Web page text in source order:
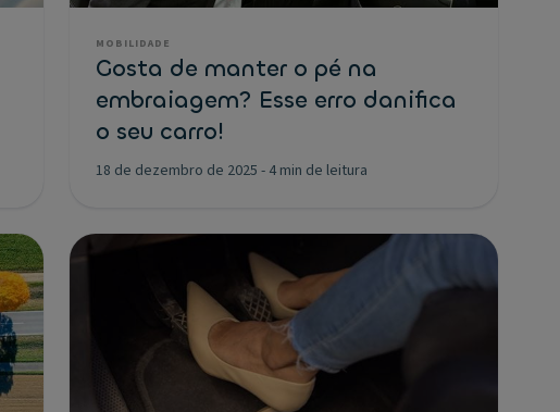
MOBILIDADE
Gosta de manter o pé na
embraiagem? Esse erro danifica
o seu carro!
18 de dezembro de 2025 - 4 min de leitura